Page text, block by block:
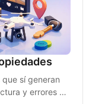
sí generan
y errores a